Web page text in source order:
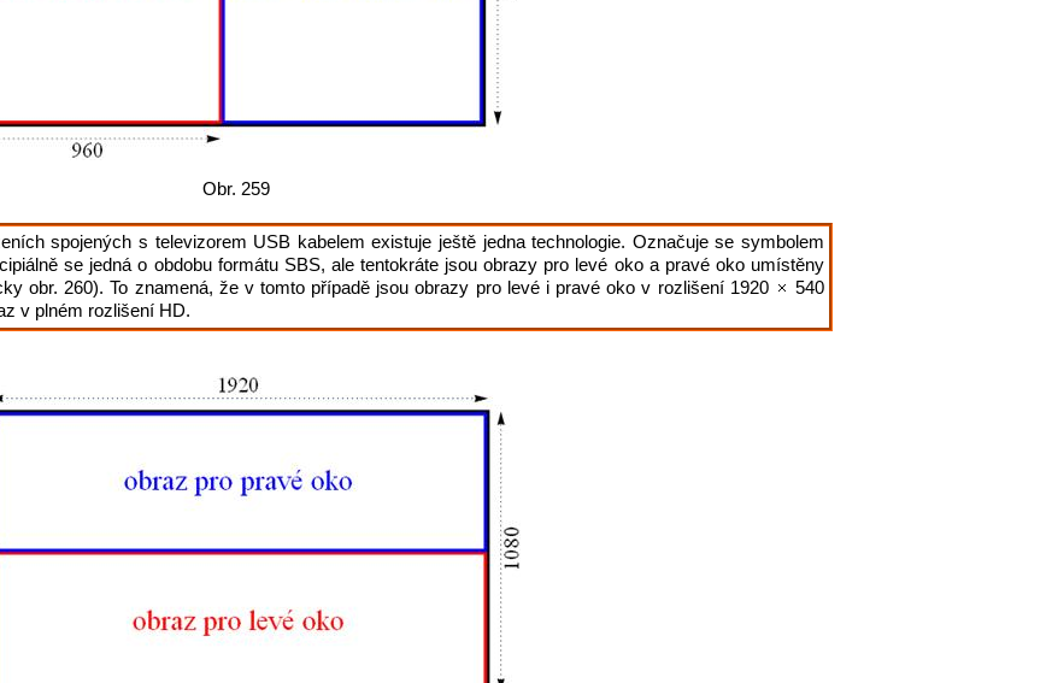
Obr. 259
spojených s televizorem USB kabelem existuje ještě jedna technologie. Označuje se symbolem
se jedná o obdobu formátu SBS, ale tentokráte jsou obrazy pro levé oko a pravé oko umístěny
obr. 260). To znamená, že v tomto případě jsou obrazy pro levé i pravé oko v rozlišení 1920
540
v plném rozlišení HD.